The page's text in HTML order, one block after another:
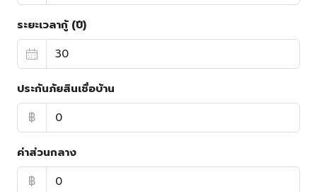
ระยะเวลากู้ (ปี)
ประกันภัยสินเชื่อบ้าน
฿
ค่าส่วนกลาง
฿